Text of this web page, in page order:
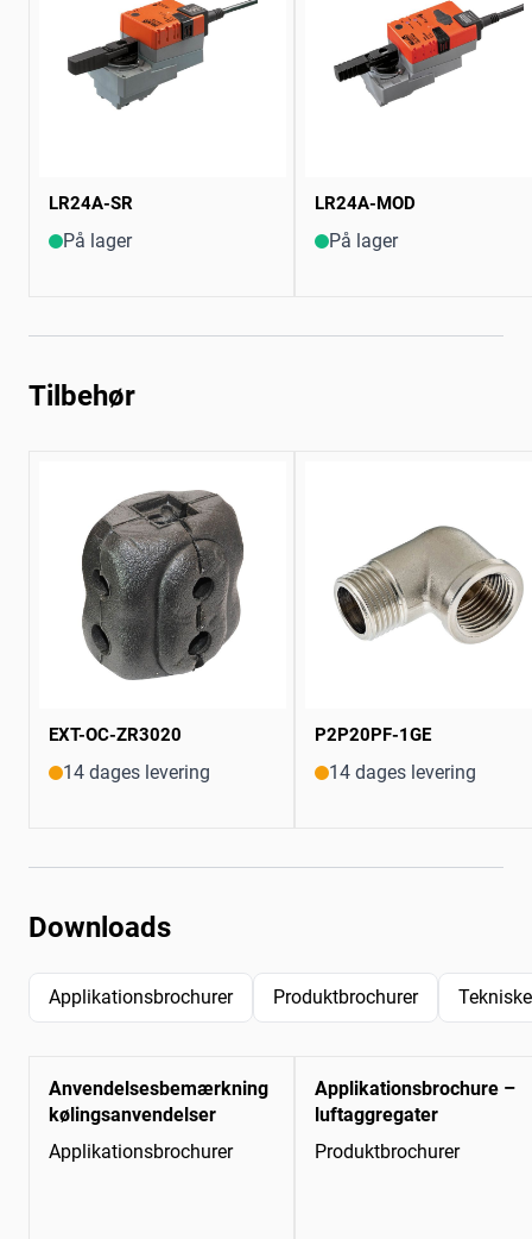
LR24A-SR
På lager
LR24A-MOD
På lager
Tilbehør
EXT-OC-ZR3020
14 dages levering
P2P20PF-1GE
14 dages levering
Downloads
Applikationsbrochurer Produktbrochurer
Anvendelsesbemærkning
kølingsanvendelser
Applikationsbrochurer
Applikationsbrochure –
luftaggregater
Produktbrochurer